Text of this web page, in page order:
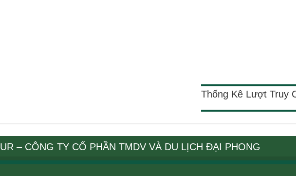
Thống Kê Lượt Truy
– CÔNG TY CỔ PHẦN TMDV VÀ DU LỊCH ĐẠI PHONG